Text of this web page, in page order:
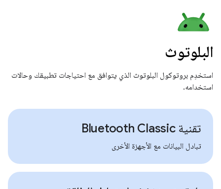
البلوتوث
استخدِم بروتوكول البلوتوث الذي يتوافق مع احتياجات تطبيقك وحالات
استخدامه.
تقنية Bluetooth Classic
تبادل البيانات مع الأجهزة الأخرى